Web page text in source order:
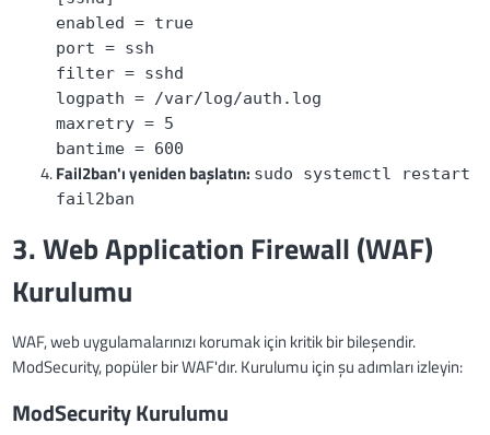
enabled = true
port = ssh
filter = sshd
logpath = /var/log/auth.log
maxretry = 5
bantime = 600
Fail2ban'ı yeniden başlatın: sudo systemctl restart
fail2ban
3. Web Application Firewall (WAF)
Kurulumu
WAF, web uygulamalarınızı korumak için kritik bir bileşendir.
ModSecurity, popüler bir WAF'dır. Kurulumu için şu adımları izleyin:
ModSecurity Kurulumu